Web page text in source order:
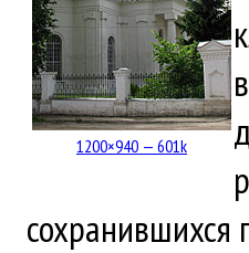
1200×940 — 601k
сохранившихся